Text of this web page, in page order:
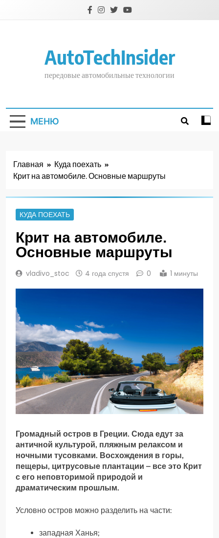
AutoTechInsider
передовые автомобильные технологии
МЕНЮ
Главная
Куда поехать
Крит на автомобиле. Основные маршруты
КУДА ПОЕХАТЬ
Крит на автомобиле.
Основные маршруты
vladivo_stoc 4 года спустя 0 1 минуты
Громадный остров в Греции. Сюда едут за
античной культурой, пляжным релаксом и
ночными тусовками. Восхождения в горы,
пещеры, цитрусовые плантации – все это Крит
с его неповторимой природой и
драматическим прошлым.
Условно остров можно разделить на части:
западная Ханья;